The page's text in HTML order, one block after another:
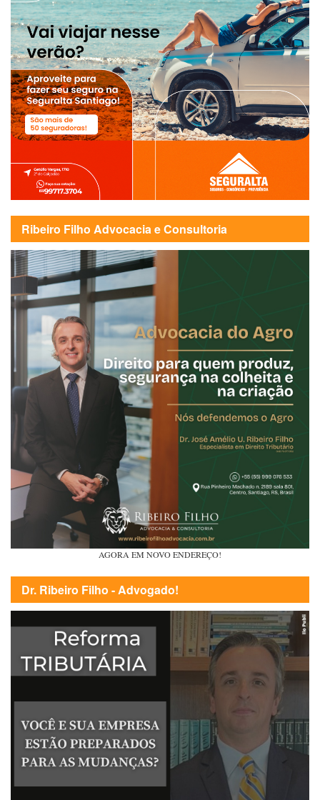
Ribeiro Filho Advocacia e Consultoria
AGORA EM NOVO ENDEREÇO!
Dr. Ribeiro Filho - Advogado!